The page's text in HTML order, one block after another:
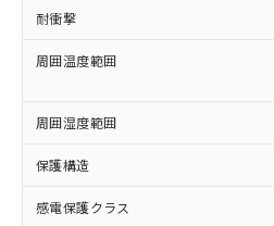
耐衝撃
周囲温度範囲
周囲湿度範囲
保護構造
感電保護クラス
示しないようお願
マイパーツ機能（
ビス）をご利用い
メンバーズにご登
お客様が当ウェブ
登録された部品リ
および当社の共同
品・サービスに関
引・商談に必要な範
部品在庫の切り替え状況
月が前後することがあり
※3 非含有証明書ダウ
下記の非含有証明書をダ
とができます。
「10」：通常の使用状
質が外部に漏えいし、環
及ぼさない年数を意味し
「－」：未確認です。当
い合わせください。
販売先および販売
法に輸出するおそ
り引きをいたしま
白
受注生産機種
情報を公開し